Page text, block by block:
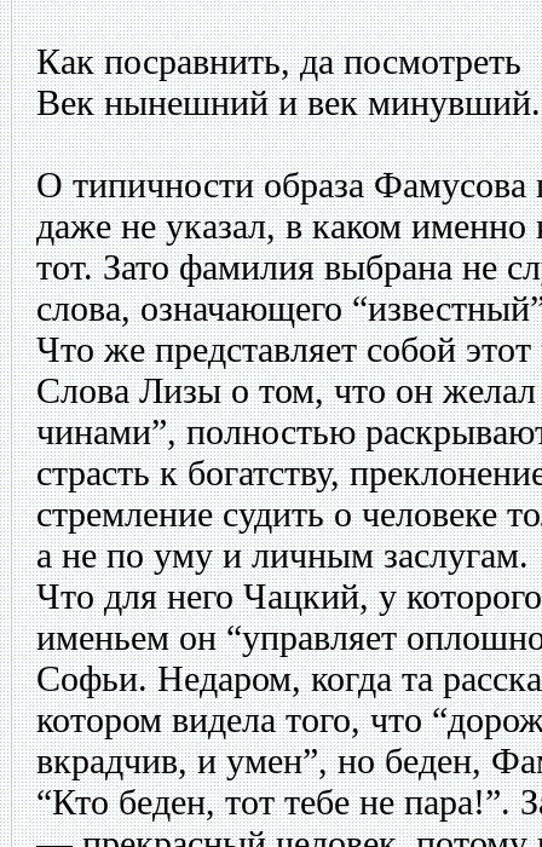
Как посравнить, да посмотреть
Век нынешний и век
О типичности образа Фамусова
даже не указал, в каком именно
тот. Зато фамилия выбрана не
слова, означающего
Что же представляет собой этот
Слова Лизы о том, что он желал
чинами”, полностью
страсть к богатству,
стремление судить о человеке
а не по уму и личным заслугам.
Что для него Чацкий, у
именьем он “управляет
Софьи. Недаром, когда та
котором видела того, что
вкрадчив, и умен”, но беден,
“Кто беден, тот тебе не пара!”.